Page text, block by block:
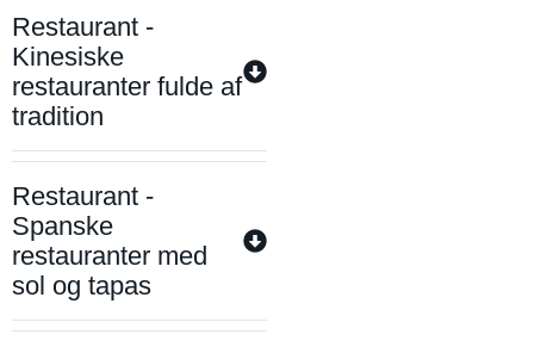
Restaurant -
Kinesiske
restauranter fulde af
tradition
Restaurant -
Spanske
restauranter med
sol og tapas